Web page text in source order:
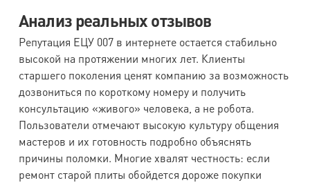
Анализ реальных отзывов
Репутация ЕЦУ 007 в интернете остается стабильно
высокой на протяжении многих лет. Клиенты
старшего поколения ценят компанию за возможность
дозвониться по короткому номеру и получить
консультацию «живого» человека, а не робота.
Пользователи отмечают высокую культуру общения
мастеров и их готовность подробно объяснять
причины поломки. Многие хвалят честность: если
ремонт старой плиты обойдется дороже покупки